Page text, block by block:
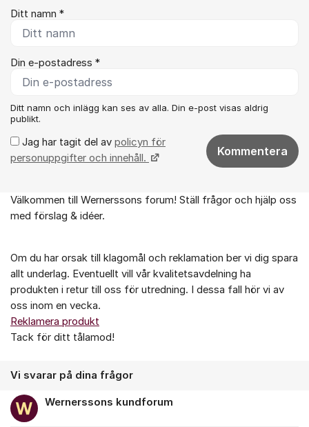
Ditt namn *
Din e-postadress *
Ditt namn och inlägg kan ses av alla. Din e-post visas aldrig
publikt.
Jag har tagit del av policyn för
personuppgifter och innehåll.
Kommentera
Om forumet
Välkommen till Wernerssons forum! Ställ frågor och hjälp oss
med förslag & idéer.
Om du har orsak till klagomål och reklamation ber vi dig spara
allt underlag. Eventuellt vill vår kvalitetsavdelning ha
produkten i retur till oss för utredning. I dessa fall hör vi av
oss inom en vecka.
Reklamera produkt
Tack för ditt tålamod!
Vi svarar på dina frågor
Wernerssons kundforum